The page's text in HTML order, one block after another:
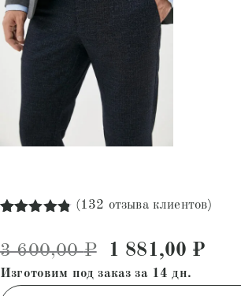
на основе
опроса
пользователей
(132 отзыва клиентов)
3 600,00₽ 1 881,00 ₽
Изготовим под заказ за 14 дн.